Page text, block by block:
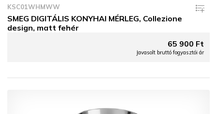
KSC01WHMWW
SMEG DIGITÁLIS KONYHAI MÉRLEG, Collezione
design, matt fehér
65 900 Ft
Javasolt bruttó fogyasztói ár